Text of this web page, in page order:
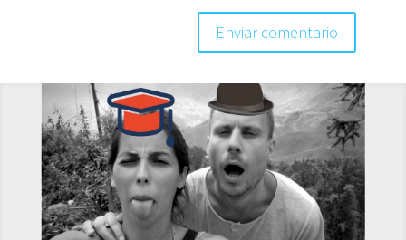
Enviar comentario